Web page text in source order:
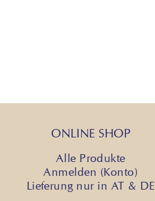
ONLINE SHOP
Alle Produkte
Anmelden (Konto)
Lieferung nur in AT & DE